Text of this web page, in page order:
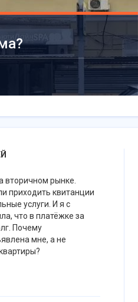
вторичном рынке.
приходить квитанции
услуги. И я с
что в платёжке за
Почему
мне, а не